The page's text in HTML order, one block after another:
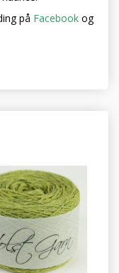
på Facebook og